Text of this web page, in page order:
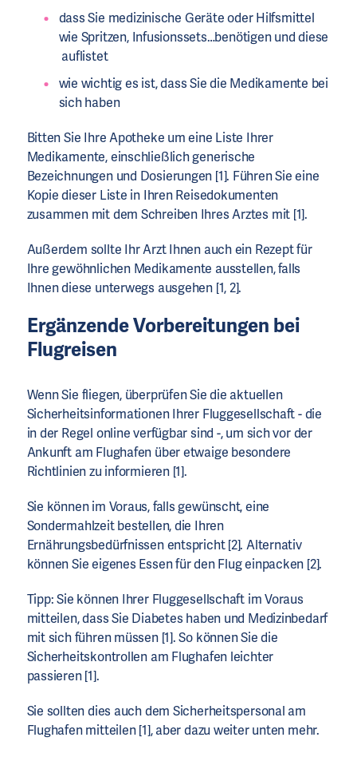
dass Sie medizinische Geräte oder Hilfsmittel
wie Spritzen, Infusionssets…benötigen und diese
auflistet
wie wichtig es ist, dass Sie die Medikamente bei
sich haben
Bitten Sie Ihre Apotheke um eine Liste Ihrer
Medikamente, einschließlich generische
Bezeichnungen und Dosierungen [1]. Führen Sie eine
Kopie dieser Liste in Ihren Reisedokumenten
zusammen mit dem Schreiben Ihres Arztes mit [1].
Außerdem sollte Ihr Arzt Ihnen auch ein Rezept für
Ihre gewöhnlichen Medikamente ausstellen, falls
Ihnen diese unterwegs ausgehen [1, 2].
Ergänzende Vorbereitungen bei
Flugreisen
Wenn Sie fliegen, überprüfen Sie die aktuellen
Sicherheitsinformationen Ihrer Fluggesellschaft - die
in der Regel online verfügbar sind -, um sich vor der
Ankunft am Flughafen über etwaige besondere
Richtlinien zu informieren [1].
Sie können im Voraus, falls gewünscht, eine
Sondermahlzeit bestellen, die Ihren
Ernährungsbedürfnissen entspricht [2]. Alternativ
können Sie eigenes Essen für den Flug einpacken [2].
Tipp: Sie können Ihrer Fluggesellschaft im Voraus
mitteilen, dass Sie Diabetes haben und Medizinbedarf
mit sich führen müssen [1]. So können Sie die
Sicherheitskontrollen am Flughafen leichter
passieren [1].
Sie sollten dies auch dem Sicherheitspersonal am
Flughafen mitteilen [1], aber dazu weiter unten mehr.